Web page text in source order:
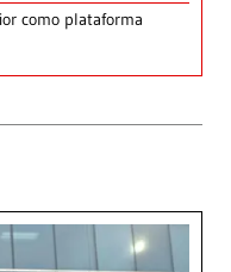
como plataforma